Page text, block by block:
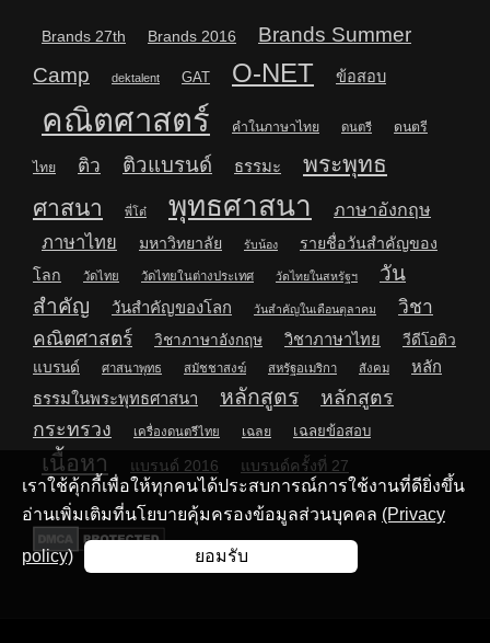
Brands 27th Brands 2016
Brands Summer
Camp
dektalent GAT O-NET ข้อสอบ
คณิตศาสตร์ คำในภาษาไทย ดนตรี ดนตรี
ไทย ติว ติวแบรนด์ ธรรมะ
พระพุทธ
ศาสนา
พี่โต๋ พุทธศาสนา ภาษาอังกฤษ
ภาษาไทย มหาวิทยาลัย รับน้อง
รายชื่อวันสำคัญของ
โลก
วัดไทย วัดไทยในต่างประเทศ วัดไทยในสหรัฐฯ
วัน
สำคัญ
วันสำคัญของโลก วันสำคัญในเดือนตุลาคม
วิชา
คณิตศาสตร์
วิชาภาษาอังกฤษ วิชาภาษาไทย
วีดีโอติว
แบรนด์
ศาสนาพุทธ สมัชชาสงฆ์ สหรัฐอเมริกา สังคม
หลัก
ธรรมในพระพุทธศาสนา
หลักสูตร
หลักสูตร
กระทรวง
เครื่องดนตรีไทย เฉลย เฉลยข้อสอบ
เนื้อหา แบรนด์ 2016 แบรนด์ครั้งที่ 27
เราใช้คุ้กกี้เพื่อให้ทุกคนได้ประสบการณ์การใช้งานที่ดียิ่งขึ้น
อ่านเพิ่มเติมที่นโยบายคุ้มครองข้อมูลส่วนบุคคล (Privacy
policy) ยอมรับ